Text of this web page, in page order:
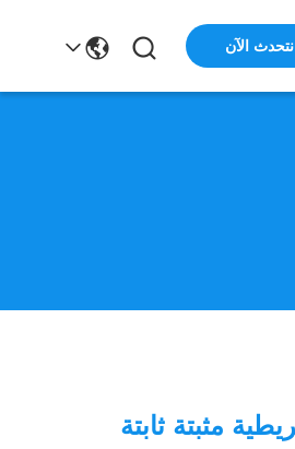
نتحدث الآن
مثبتة ثابتة